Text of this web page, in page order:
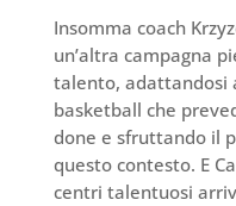
Insomma coach
un’altra campagna
talento, adattandosi
basketball che
done e sfruttando il
questo contesto. E
centri talentuosi